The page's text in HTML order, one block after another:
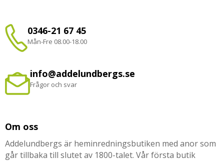
0346-21 67 45
Mån-Fre 08.00-18.00
info@addelundbergs.se
Frågor och svar
Om oss
Addelundbergs är heminredningsbutiken med anor som
går tillbaka till slutet av 1800-talet. Vår första butik